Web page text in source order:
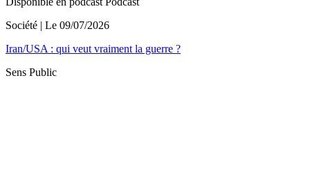
Société | Le 09/07/2026
Iran/USA : qui veut vraiment la guerre ?
Sens Public